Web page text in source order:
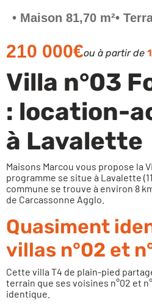
• Maison 81,70 m²•
210 000€ou à partir de
Villa n°03
: location-
à Lavalette
Maisons Marcou vous propose la
programme se situe à Lavalette
commune se trouve à environ 8
de Carcassonne Agglo.
Quasiment
villas n°02 et
Cette villa T4 de plain-pied
terrain que ses voisines n°02 et
identique.